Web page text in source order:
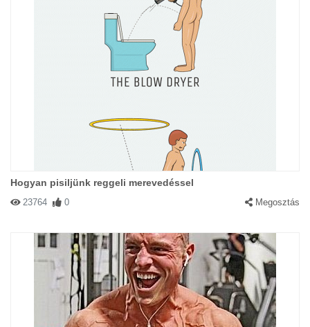
Hogyan pisiljünk reggeli merevedéssel
23764 0 Megosztás